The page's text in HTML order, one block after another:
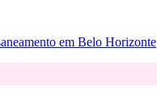
em Belo Horizonte